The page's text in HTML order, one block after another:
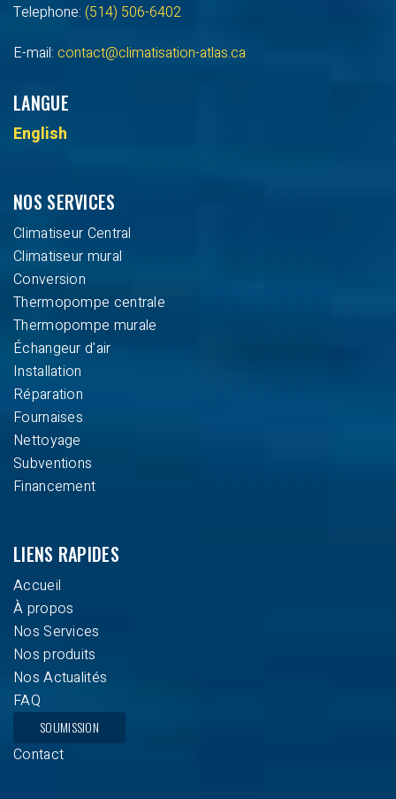
Telephone: (514) 506-6402
E-mail: contact@climatisation-atlas.ca
LANGUE
English
NOS SERVICES
Climatiseur Central
Climatiseur mural
Conversion
Thermopompe centrale
Thermopompe murale
Échangeur d'air
Installation
Réparation
Fournaises
Nettoyage
Subventions
Financement
LIENS RAPIDES
Accueil
À propos
Nos Services
Nos produits
Nos Actualités
FAQ
SOUMISSION
Contact